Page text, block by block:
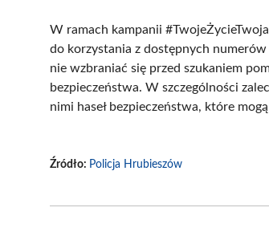
W ramach kampanii
do korzystania z dostępnych
nie wzbraniać się przed szukaniem
bezpieczeństwa. W szczególności
nimi haseł bezpieczeństwa, które
Źródło: Policja Hrubieszów